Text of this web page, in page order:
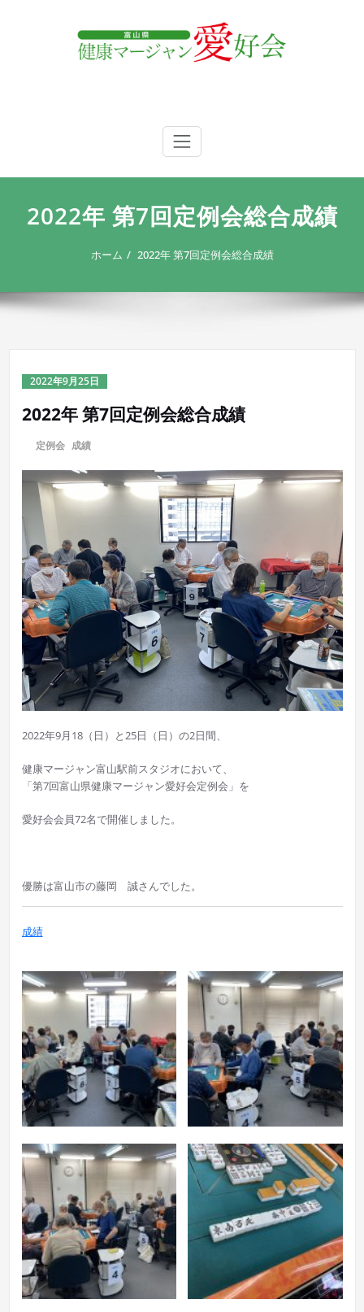
富山県 健康マージャン愛好会
2022年 第7回定例会総合成績
ホーム 2022年 第7回定例会総合成績
2022年9月25日
2022年 第7回定例会総合成績
定例会, 成績
2022年9月18（日）と25日（日）の2日間、
健康マージャン富山駅前スタジオにおいて、
「第7回富山県健康マージャン愛好会定例会」を
愛好会会員72名で開催しました。
優勝は富山市の藤岡 誠さんでした。
成績